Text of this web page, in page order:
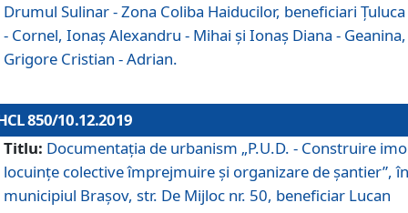
Drumul Sulinar - Zona Coliba Haiducilor, beneficiari
- Cornel, Ionaş Alexandru - Mihai şi Ionaş Diana - Geanina,
Grigore Cristian - Adrian.
850/10.12.2019
Titlu: Documentaţia de urbanism „P.U.D. - Construire
locuințe colective împrejmuire și organizare de șantier”, în
municipiul Braşov, str. De Mijloc nr. 50, beneficiar Lucan